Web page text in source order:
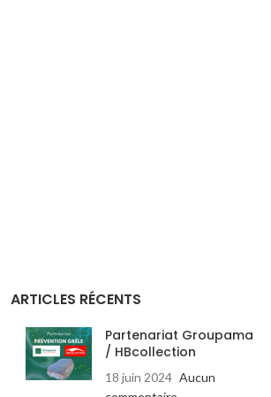
ARTICLES RÉCENTS
Partenariat Groupama
/ HBcollection
18 juin 2024 Aucun